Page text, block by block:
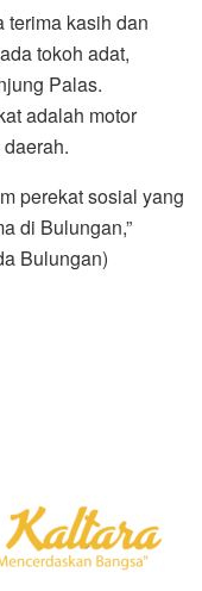
terima kasih dan
tokoh adat,
Palas.
adalah motor
perekat sosial yang
di Bulungan,”
Bulungan)